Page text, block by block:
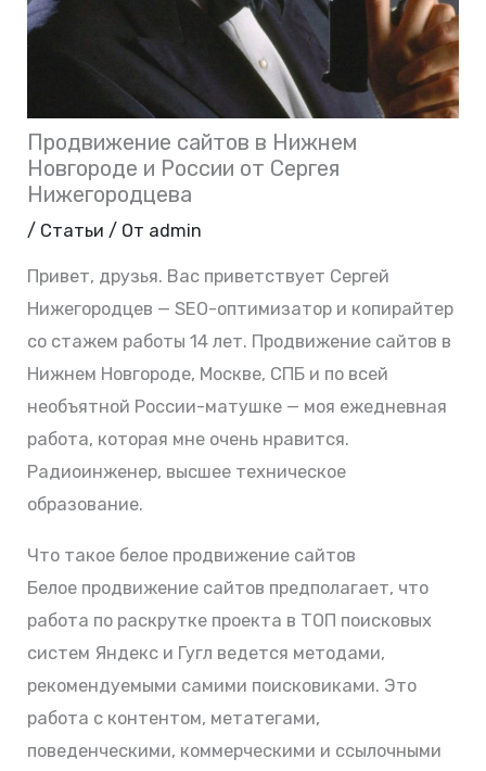
Продвижение сайтов в Нижнем
Новгороде и России от Сергея
Нижегородцева
/ Статьи / От admin
Привет, друзья. Вас приветствует Сергей
Нижегородцев — SEO-оптимизатор и копирайтер
со стажем работы 14 лет. Продвижение сайтов в
Нижнем Новгороде, Москве, СПБ и по всей
необъятной России-матушке — моя ежедневная
работа, которая мне очень нравится.
Радиоинженер, высшее техническое
образование.
Что такое белое продвижение сайтов
Белое продвижение сайтов предполагает, что
работа по раскрутке проекта в ТОП поисковых
систем Яндекс и Гугл ведется методами,
рекомендуемыми самими поисковиками. Это
работа с контентом, метатегами,
поведенческими, коммерческими и ссылочными